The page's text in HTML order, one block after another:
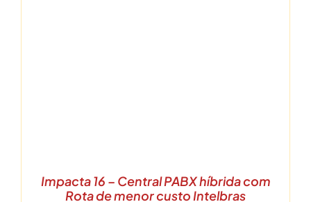
Impacta 16 – Central PABX híbrida com
Rota de menor custo Intelbras